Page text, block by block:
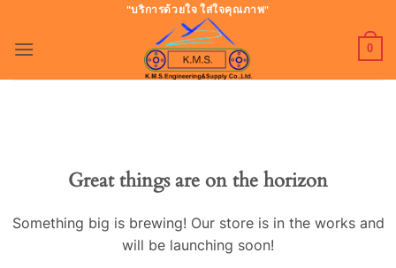
เนื้อหา
"บริการด้วยใจ ใส่ใจคุณภาพ"
0
Great things are on the horizon
Something big is brewing! Our store is in the works and
will be launching soon!